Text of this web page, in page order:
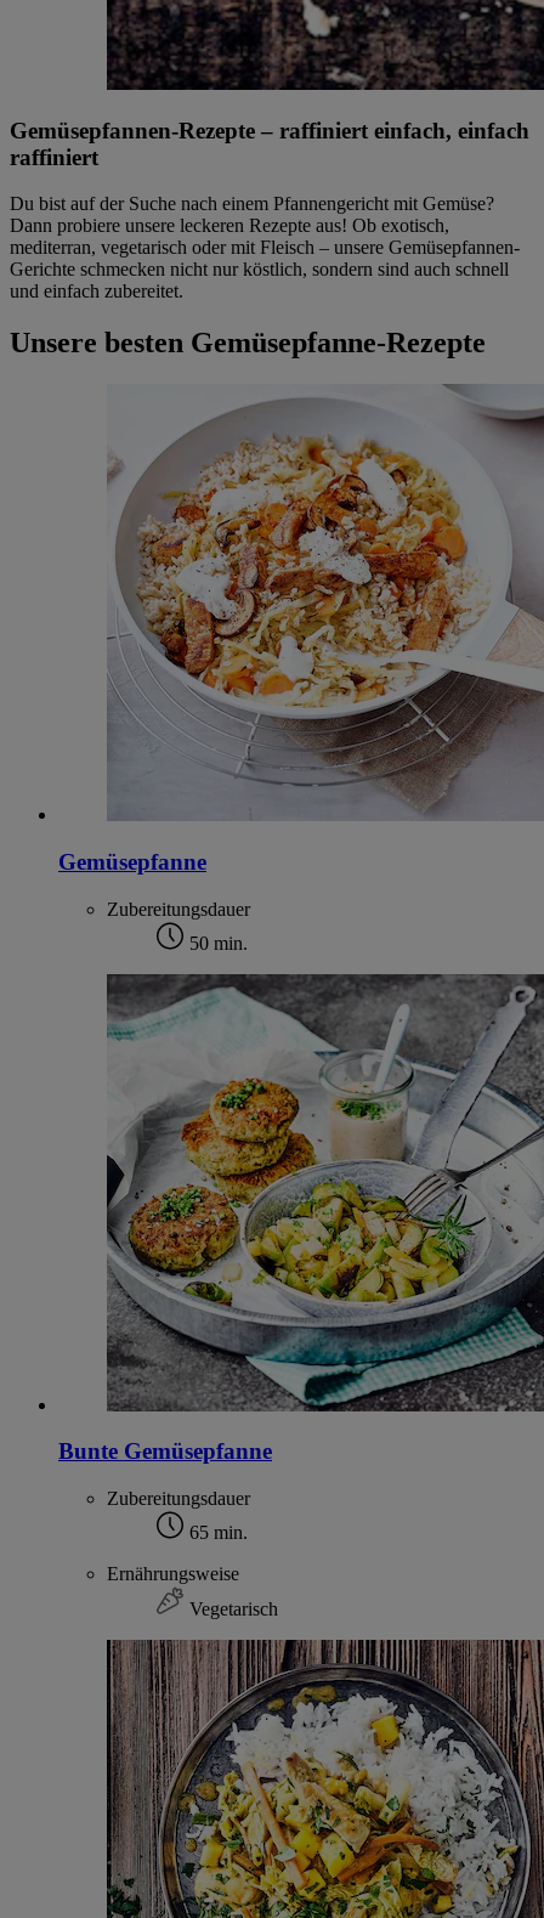
Gemüsepfannen-Rezepte – raffiniert einfach, einfach
raffiniert
Du bist auf der Suche nach einem Pfannengericht mit Gemüse?
Dann probiere unsere leckeren Rezepte aus! Ob exotisch,
mediterran, vegetarisch oder mit Fleisch – unsere Gemüsepfannen-
Gerichte schmecken nicht nur köstlich, sondern sind auch schnell
und einfach zubereitet.
Unsere besten Gemüsepfanne-Rezepte
Gemüsepfanne
Zubereitungsdauer
50 min.
Bunte Gemüsepfanne
Zubereitungsdauer
65 min.
Ernährungsweise
Vegetarisch